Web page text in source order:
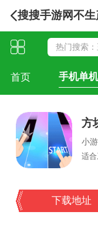
搜搜手游网不
首页 手机单机
方
小
适
下载地址